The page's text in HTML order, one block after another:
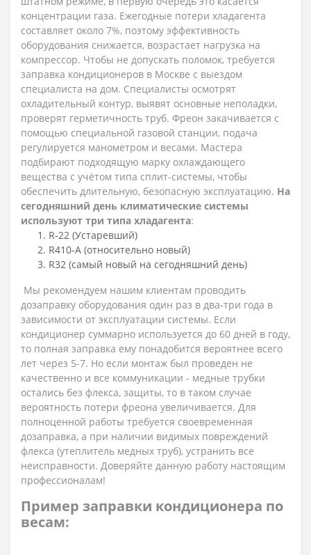
концентрации газа. Ежегодные потери хладагента
составляет около 7%, поэтому эффективность
оборудования снижается, возрастает нагрузка на
компрессор. Чтобы не допускать поломок, требуется
заправка кондиционеров в Москве с выездом
специалиста на дом. Специалисты осмотрят
охладительный контур, выявят основные неполадки,
проверят герметичность труб. Фреон закачивается с
помощью специальной газовой станции, подача
регулируется манометром и весами. Мастера
подбирают подходящую марку охлаждающего
вещества с учётом типа сплит-системы, чтобы
обеспечить длительную, безопасную эксплуатацию. На
сегодняшний день климатические системы
используют три типа хладагента:
R-22 (Устаревший)
R410-A (относительно новый)
R32 (самый новый на сегодняшний день)
Мы рекомендуем нашим клиентам проводить
дозаправку оборудования один раз в два-три года в
зависимости от эксплуатации системы. Если
кондиционер суммарно используется до 60 дней в году,
то полная заправка ему понадобится вероятнее всего
лет через 5-7. Но если монтаж был проведен не
качественно и все коммуникации - медные трубки
остались без флекса, защиты, то в таком случае
вероятность потери фреона увеличивается. Для
полноценной работы требуется своевременная
дозаправка, а при наличии видимых повреждений
флекса (утеплитель медных труб), устранить все
неисправности. Доверяйте данную работу настоящим
профессионалам!
Пример заправки кондиционера по
весам: